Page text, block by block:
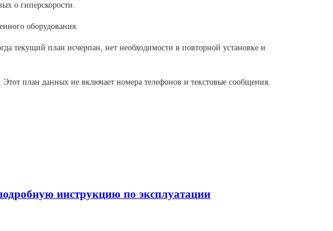
о гиперскорости.
оборудования.
текущий план исчерпан, нет необходимости в повторной установке и
план данных не включает номера телефонов и текстовые сообщения.
инструкцию по эксплуатации